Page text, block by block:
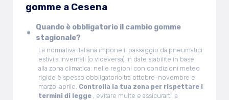
gomme a Cesena
Quando è obbligatorio il cambio gomme
stagionale?
La normativa italiana impone il passaggio da pneumatici
estivi a invernali (o viceversa) in date stabilite in base
alla zona climatica: nelle regioni con condizioni meteo
rigide è spesso obbligatorio tra ottobre-novembre e
marzo-aprile. Controlla la tua zona per rispettare i
termini di legge, evitare multe e assicurarti la